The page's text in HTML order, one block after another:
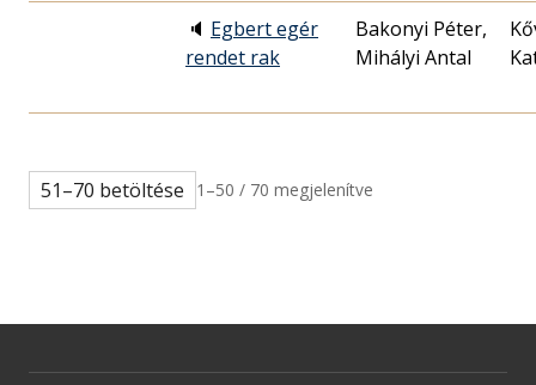
🔈 Egbert egér
rendet rak
Bakonyi Péter,
Mihályi Antal
51–70 betöltése 1–50 / 70 megjelenítve